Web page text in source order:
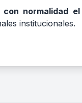
con normalidad
institucionales.